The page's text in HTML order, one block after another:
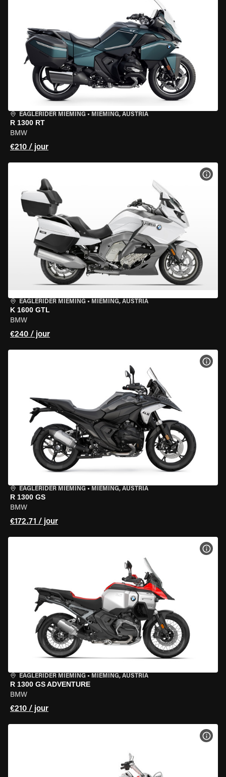
EAGLERIDER MIEMING • MIEMING, AUSTRIA
R 1300 RT
BMW
€210 / jour
EAGLERIDER MIEMING • MIEMING, AUSTRIA
K 1600 GTL
BMW
€240 / jour
EAGLERIDER MIEMING • MIEMING, AUSTRIA
R 1300 GS
BMW
€172.71 / jour
EAGLERIDER MIEMING • MIEMING, AUSTRIA
R 1300 GS ADVENTURE
BMW
€210 / jour